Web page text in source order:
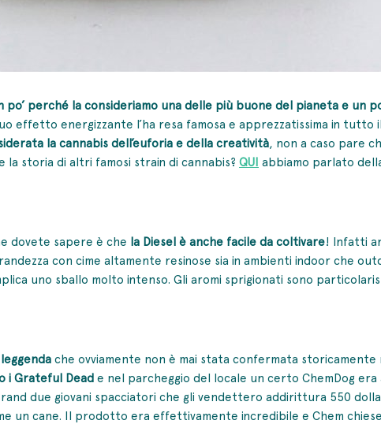
po’ perché la consideriamo una delle più buone del pianeta e un
effetto energizzante l’ha resa famosa e apprezzatissima in tutto
la cannabis dell’euforia e della creatività, non a caso pare
storia di altri famosi strain di cannabis? QUI abbiamo parlato
dovete sapere è che la Diesel è anche facile da coltivare! Infatti
con cime altamente resinose sia in ambienti indoor che
uno sballo molto intenso. Gli aromi sprigionati sono
che ovviamente non è mai stata confermata storicamente
i Grateful Deade nel parcheggio del locale un certo ChemDog
due giovani spacciatori che gli vendettero addirittura 550
cane. Il prodotto era effettivamente incredibile e Chem chiese